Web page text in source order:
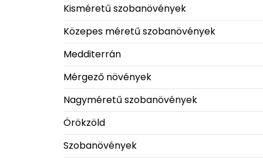
Kisméretű szobanövények
Közepes méretű szobanövények
Medditerrán
Mérgező növények
Nagyméretű szobanövények
Örökzöld
Szobanövények